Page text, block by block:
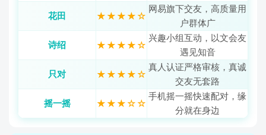
花田
★★★★☆
网易旗下交友，高质量用
户群体广
诗绍
★★★★☆
兴趣小组互动，以文会友
遇见知音
只对
★★★★☆
真人认证严格审核，真诚
交友无套路
摇一摇
★★★☆☆
手机摇一摇快速配对，缘
分就在身边